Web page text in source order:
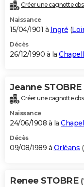
Créer une cagnotte
Naissance
15/04/1901 à Ingré (
Décès
26/12/1990 à la
Jeanne STOBRE
Créer une cagnotte
Naissance
24/06/1908 à la
Décès
09/08/1989 à Orléans (
Renee STOBRE